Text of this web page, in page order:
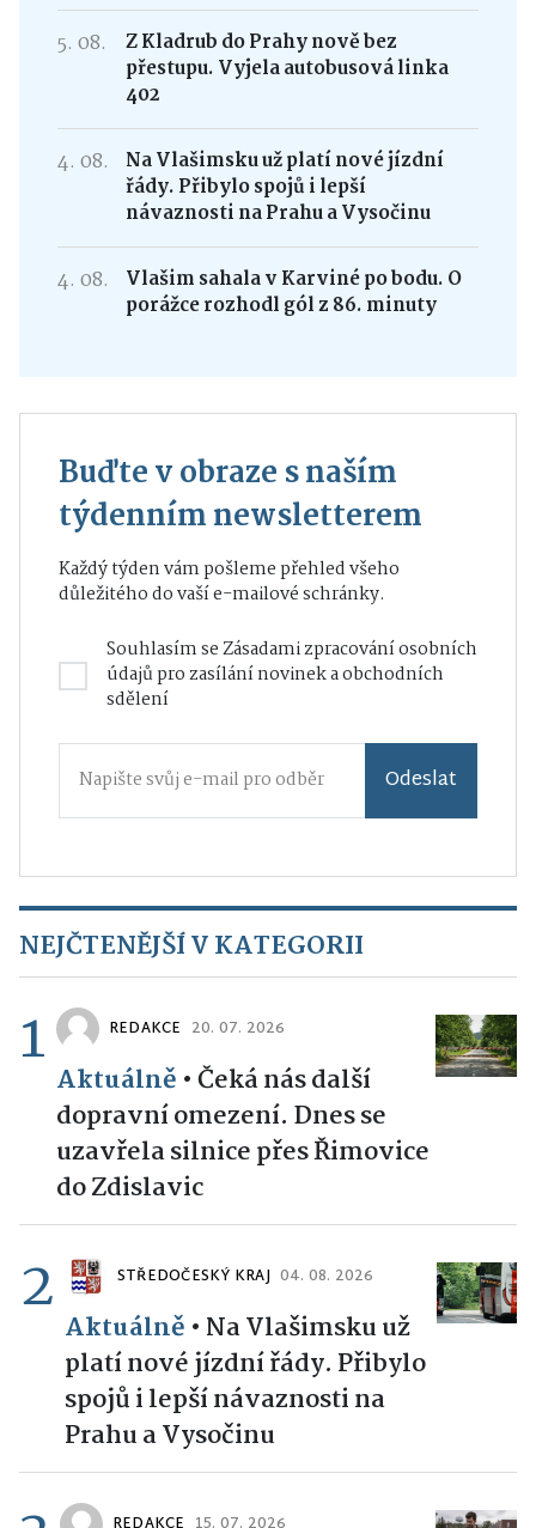
5. 08.
Z Kladrub do Prahy nově bez
přestupu. Vyjela autobusová linka
402
4. 08.
Na Vlašimsku už platí nové jízdní
řády. Přibylo spojů i lepší
návaznosti na Prahu a Vysočinu
4. 08.
Vlašim sahala v Karviné po bodu. O
porážce rozhodl gól z 86. minuty
Buďte v obraze s naším
týdenním newsletterem
Každý týden vám pošleme přehled všeho
důležitého do vaší e-mailové schránky.
Souhlasím seZásadami zpracování osobních
údajůpro zasílání novinek a obchodních
sdělení
Odeslat
NEJČTENĚJŠÍ V KATEGORII
1 REDAKCE 20. 07. 2026
Aktuálně •Čeká nás další
dopravní omezení. Dnes se
uzavřela silnice přes Řimovice
do Zdislavic
2 STŘEDOČESKÝ KRAJ 04. 08. 2026
Aktuálně • Na Vlašimsku už
platí nové jízdní řády. Přibylo
spojů i lepší návaznosti na
Prahu a Vysočinu